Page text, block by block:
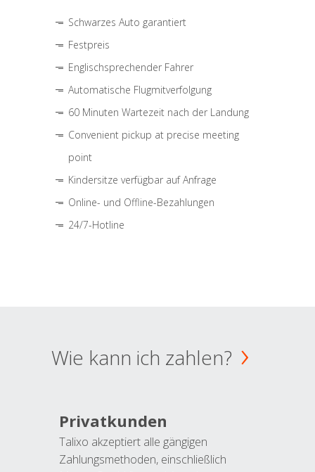
Schwarzes Auto garantiert
Festpreis
Englischsprechender Fahrer
Automatische Flugmitverfolgung
60 Minuten Wartezeit nach der Landung
Convenient pickup at precise meeting
point
Kindersitze verfügbar auf Anfrage
Online- und Offline-Bezahlungen
24/7-Hotline
Wie kann ich zahlen?
Privatkunden
Talixo akzeptiert alle gängigen
Zahlungsmethoden, einschließlich